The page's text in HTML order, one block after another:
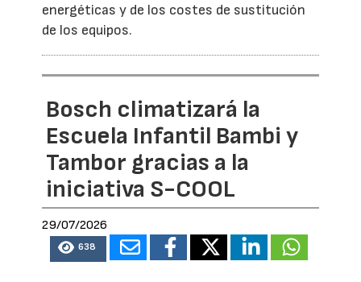
energéticas y de los costes de sustitución
de los equipos.
Bosch climatizará la
Escuela Infantil Bambi y
Tambor gracias a la
iniciativa S-COOL
29/07/2026
638